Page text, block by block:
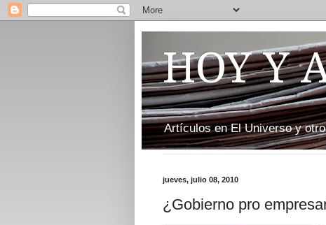
HOY Y
Artículos en El Universo y
jueves, julio 08, 2010
¿Gobierno pro